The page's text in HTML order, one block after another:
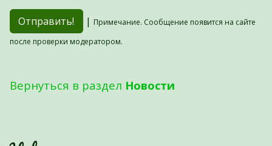
| Примечание. Сообщение появится на сайте
после проверки модератором.
Вернуться в раздел Новости